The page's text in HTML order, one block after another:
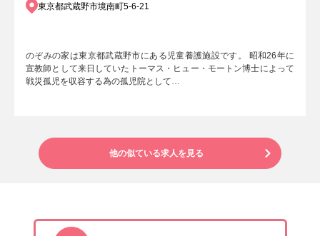
東京都武蔵野市境南町5-6-21
のぞみの家は東京都武蔵野市にある児童養護施設です。 昭和26年に
宣教師として来日していたトーマス・ヒュー・モートン博士によって
戦災孤児を収容する為の孤児院として…
他の似ている求人を見る